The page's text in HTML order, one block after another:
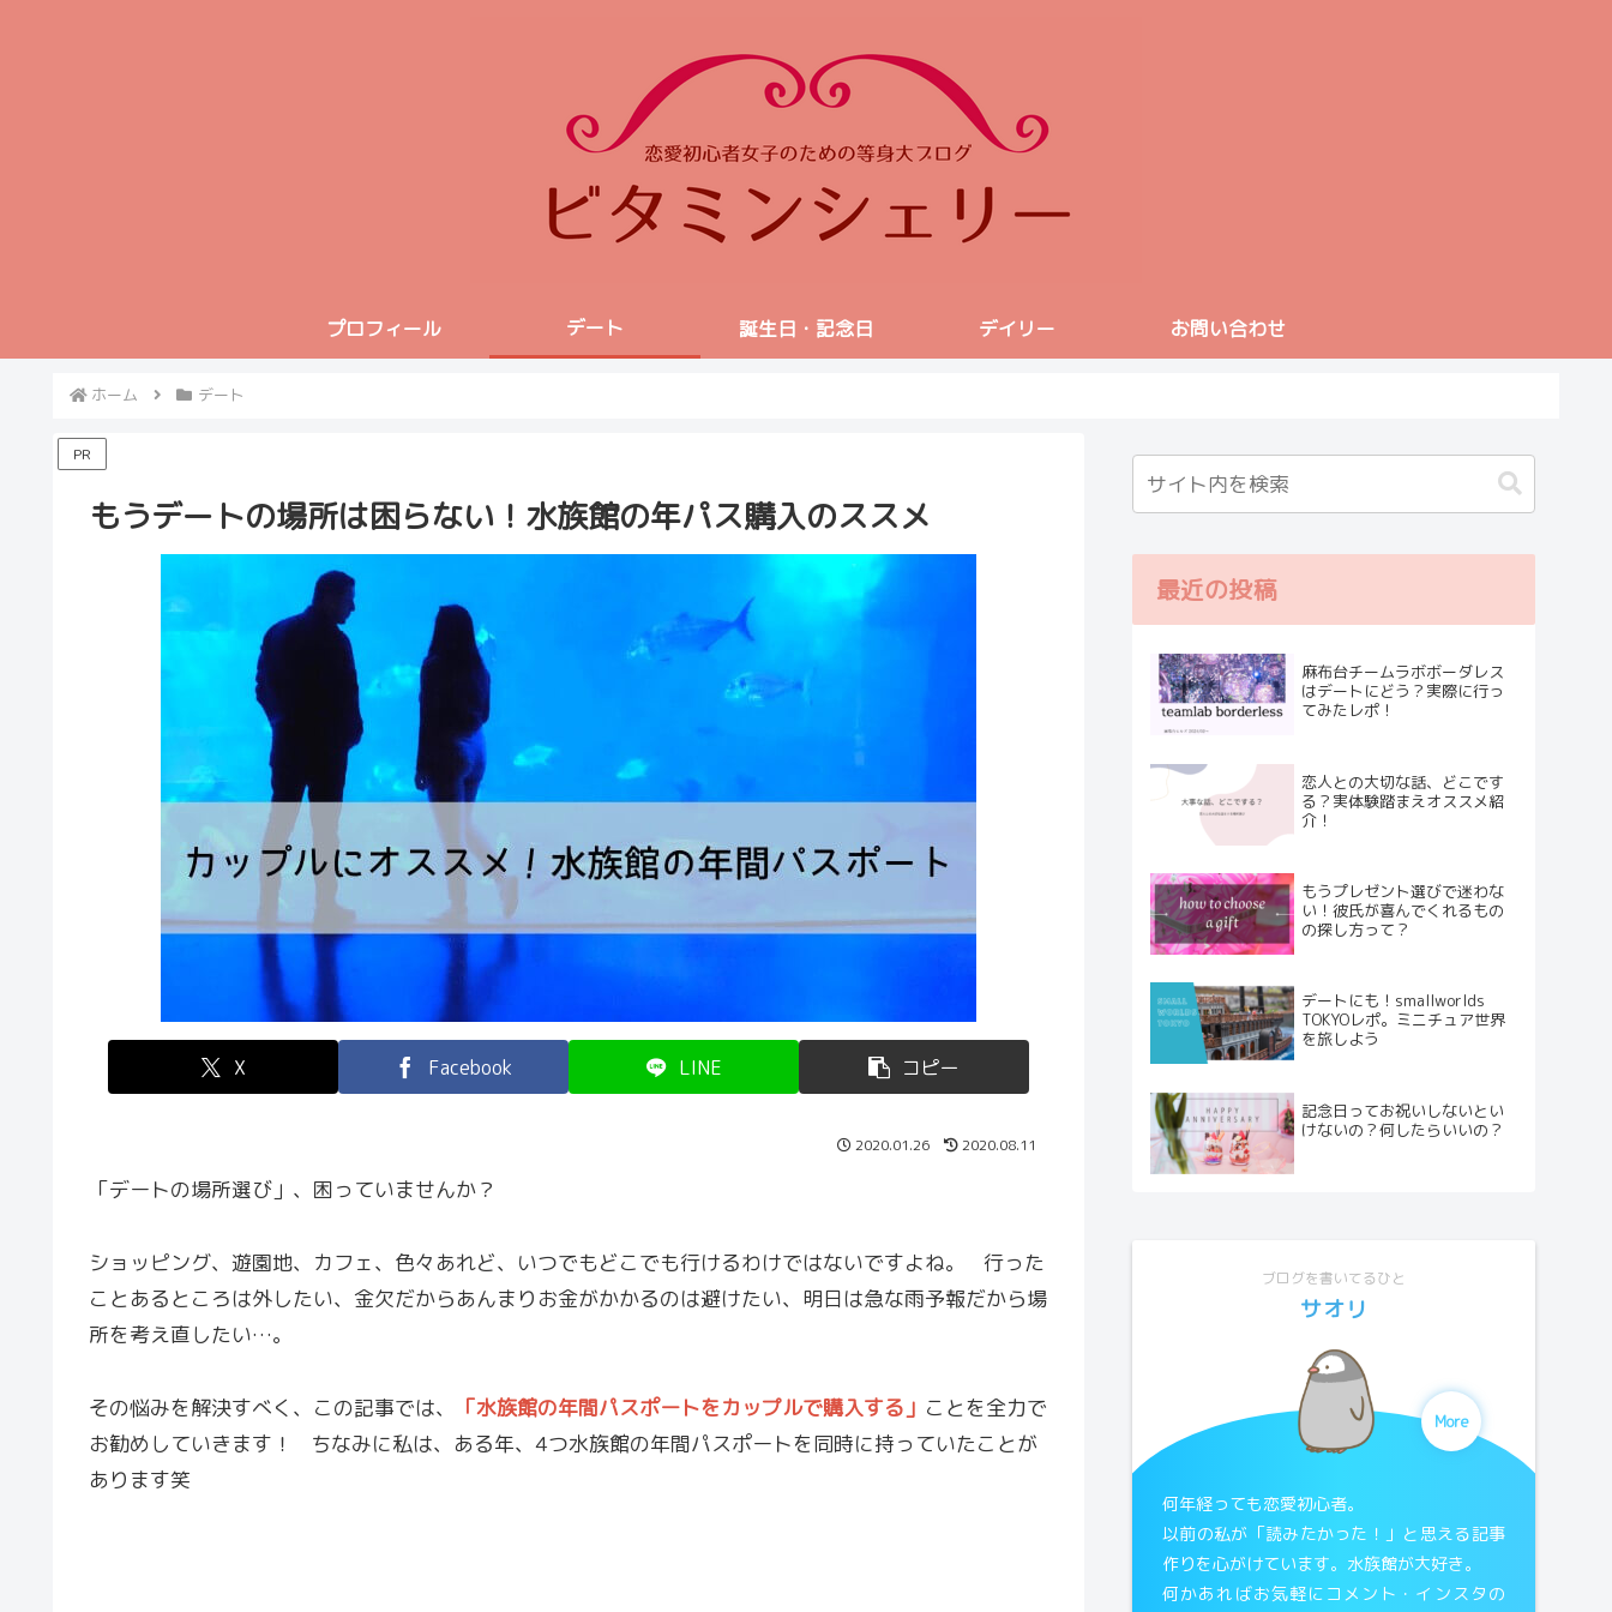
プロフィール デート 誕生日・記念日 デイリー お問い合わせ
ホーム デート
PR
もうデートの場所は困らない！水族館の年パス購入のススメ
X Facebook LINE コピー
2020.01.26 2020.08.11
「デートの場所選び」、困っていませんか？
ショッピング、遊園地、カフェ、色々あれど、いつでもどこでも行けるわけではないですよね。 行った
ことあるところは外したい、金欠だからあんまりお金がかかるのは避けたい、明日は急な雨予報だから場
所を考え直したい…。
その悩みを解決すべく、この記事では、 「水族館の年間パスポートをカップルで購入する」 ことを全力で
お勧めしていきます！ ちなみに私は、ある年、4つ水族館の年間パスポートを同時に持っていたことが
あります笑
最近の投稿
麻布台チームラボボーダレス
はデートにどう？実際に行っ
てみたレポ！
恋人との大切な話、どこです
る？実体験踏まえオススメ紹
介！
もうプレゼント選びで迷わな
い！彼氏が喜んでくれるもの
の探し方って？
デートにも！smallworlds
TOKYOレポ。ミニチュア世界
を旅しよう
記念日ってお祝いしないとい
けないの？何したらいいの？
ブログを書いてるひと
サオリ
何年経っても恋愛初心者。
以前の私が「読みたかった！」と思える記事
作りを心がけています。水族館が大好き。
何かあればお気軽にコメント・インスタの
More